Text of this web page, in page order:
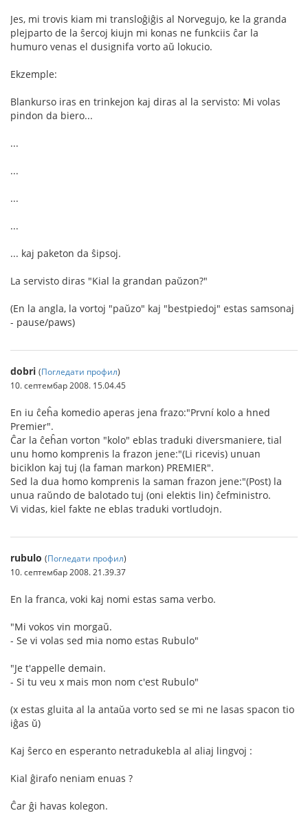
Jes, mi trovis kiam mi transloĝiĝis al Norvegujo, ke la granda
plejparto de la ŝercoj kiujn mi konas ne funkciis ĉar la
humuro venas el dusignifa vorto aŭ lokucio.
Ekzemple:
Blankurso iras en trinkejon kaj diras al la servisto: Mi volas
pindon da biero...
...
...
...
...
... kaj paketon da ŝipsoj.
La servisto diras "Kial la grandan paŭzon?"
(En la angla, la vortoj "paŭzo" kaj "bestpiedoj" estas samsonaj
- pause/paws)
dobri (Погледати профил)
10. септембар 2008. 15.04.45
En iu ĉeĥa komedio aperas jena frazo:"První kolo a hned
Premier".
Ĉar la ĉeĥan vorton "kolo" eblas traduki diversmaniere, tial
unu homo komprenis la frazon jene:"(Li ricevis) unuan
biciklon kaj tuj (la faman markon) PREMIER".
Sed la dua homo komprenis la saman frazon jene:"(Post) la
unua raŭndo de balotado tuj (oni elektis lin) ĉefministro.
Vi vidas, kiel fakte ne eblas traduki vortludojn.
rubulo (Погледати профил)
10. септембар 2008. 21.39.37
En la franca, voki kaj nomi estas sama verbo.
"Mi vokos vin morgaŭ.
- Se vi volas sed mia nomo estas Rubulo"
"Je t'appelle demain.
- Si tu veu x mais mon nom c'est Rubulo"
(x estas gluita al la antaŭa vorto sed se mi ne lasas spacon tio
iĝas ŭ)
Kaj ŝerco en esperanto netradukebla al aliaj lingvoj :
Kial ĝirafo neniam enuas ?
Ĉar ĝi havas kolegon.